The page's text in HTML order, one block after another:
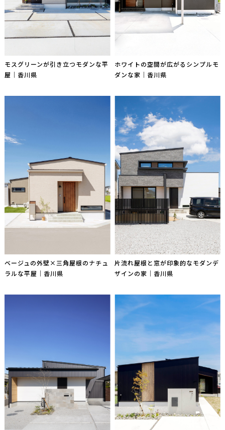
モスグリーンが引き立つモダンな平
屋｜香川県
ホワイトの空間が広がるシンプルモ
ダンな家｜香川県
ベージュの外壁×三角屋根のナチュ
ラルな平屋｜香川県
片流れ屋根と窓が印象的なモダンデ
ザインの家｜香川県